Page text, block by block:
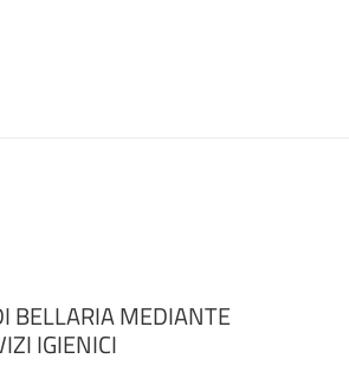
BELLARIA MEDIANTE
IGIENICI